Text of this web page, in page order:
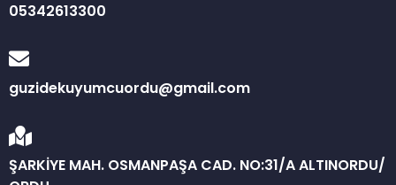
05342613300
guzidekuyumcuordu@gmail.com
ŞARKİYE MAH. OSMANPAŞA CAD. NO:31/A ALTINORDU/